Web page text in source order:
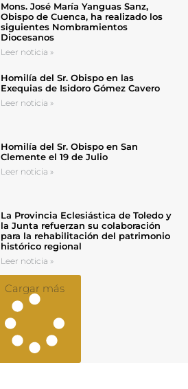
Mons. José María Yanguas Sanz,
Obispo de Cuenca, ha realizado los
siguientes Nombramientos
Diocesanos
Leer noticia »
Homilía del Sr. Obispo en las
Exequias de Isidoro Gómez Cavero
Leer noticia »
Homilía del Sr. Obispo en San
Clemente el 19 de Julio
Leer noticia »
La Provincia Eclesiástica de Toledo y
la Junta refuerzan su colaboración
para la rehabilitación del patrimonio
histórico regional
Leer noticia »
Cargar más